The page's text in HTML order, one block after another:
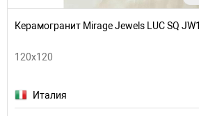
Керамогранит Mirage Jewels LUC SQ
120x120
Италия